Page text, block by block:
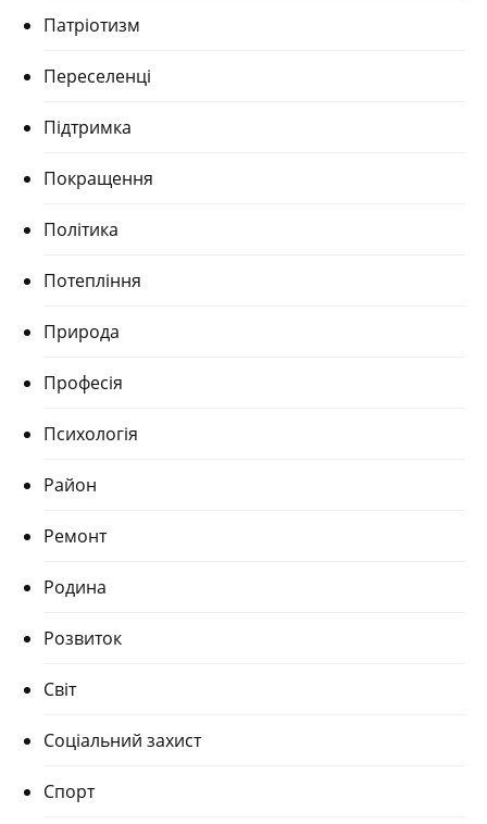
Патріотизм
Переселенці
Підтримка
Покращення
Політика
Потепління
Природа
Професія
Психологія
Район
Ремонт
Родина
Розвиток
Світ
Соціальний захист
Спорт